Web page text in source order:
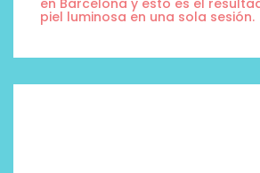
piel luminosa en una sola sesión.